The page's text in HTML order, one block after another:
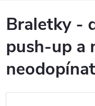
Braletky -
push-up a